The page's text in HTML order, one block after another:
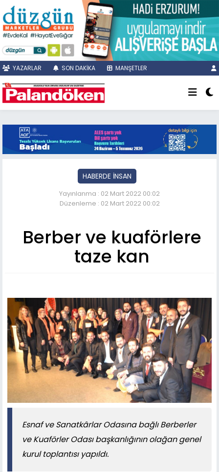
YAZARLAR SON DAKİKA MANŞETLER
HABERDE İNSAN
Yayınlanma : 02 Mart 2022 00:02
Düzenleme : 02 Mart 2022 00:02
Berber ve kuaförlere
taze kan
Esnaf ve Sanatkârlar Odasına bağlı Berberler
ve Kuaförler Odası başkanlığının olağan genel
kurul toplantısı yapıldı.